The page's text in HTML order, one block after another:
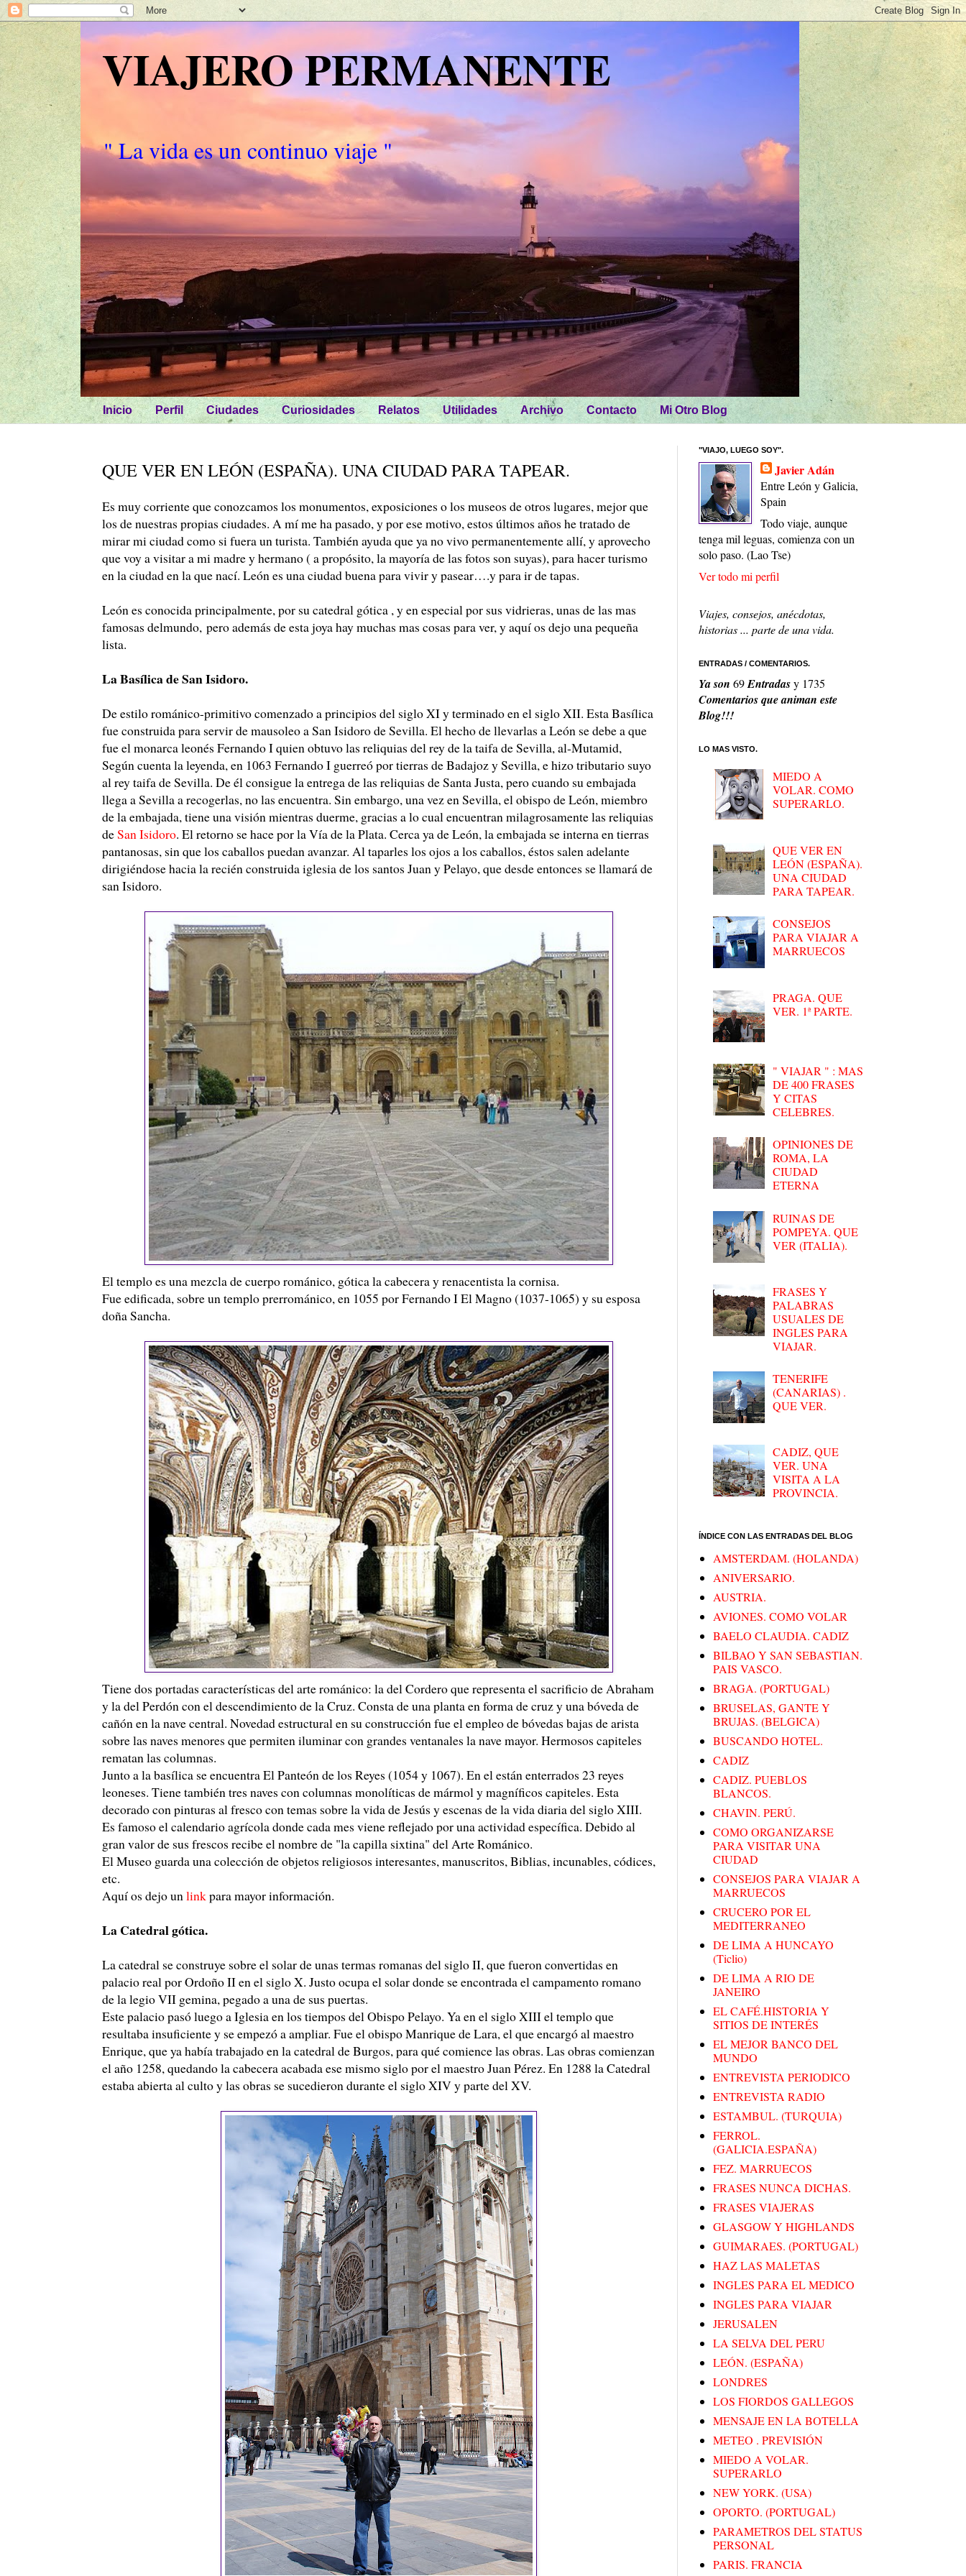
VIAJERO PERMANENTE
" La vida es un continuo viaje "
Inicio Perfil Ciudades Curiosidades Relatos Utilidades Archivo Contacto Mi Otro Blog
QUE VER EN LEÓN (ESPAÑA). UNA CIUDAD PARA TAPEAR.
Es muy corriente que conozcamos los monumentos, exposiciones o los museos de otros lugares, mejor que
los de nuestras propias ciudades. A mí me ha pasado, y por ese motivo, estos últimos años he tratado de
mirar mi ciudad como si fuera un turista. También ayuda que ya no vivo permanentemente allí, y aprovecho
que voy a visitar a mi madre y hermano ( a propósito, la mayoría de las fotos son suyas), para hacer turismo
en la ciudad en la que nací. León es una ciudad buena para vivir y pasear….y para ir de tapas.
León es conocida principalmente, por su catedral gótica , y en especial por sus vidrieras, unas de las mas
famosas delmundo, pero además de esta joya hay muchas mas cosas para ver, y aquí os dejo una pequeña
lista.
La Basílica de San Isidoro.
De estilo románico-primitivo comenzado a principios del siglo XI y terminado en el siglo XII. Esta Basílica
fue construida para servir de mausoleo a San Isidoro de Sevilla. El hecho de llevarlas a León se debe a que
fue el monarca leonés Fernando I quien obtuvo las reliquias del rey de la taifa de Sevilla, al-Mutamid,
Según cuenta la leyenda, en 1063 Fernando I guerreó por tierras de Badajoz y Sevilla, e hizo tributario suyo
al rey taifa de Sevilla. De él consigue la entrega de las reliquias de Santa Justa, pero cuando su embajada
llega a Sevilla a recogerlas, no las encuentra. Sin embargo, una vez en Sevilla, el obispo de León, miembro
de la embajada, tiene una visión mientras duerme, gracias a lo cual encuentran milagrosamente las reliquias
deSan Isidoro. El retorno se hace por la Vía de la Plata. Cerca ya de León, la embajada se interna en tierras
pantanosas, sin que los caballos puedan avanzar. Al taparles los ojos a los caballos, éstos salen adelante
dirigiéndose hacia la recién construida iglesia de los santos Juan y Pelayo, que desde entonces se llamará de
san Isidoro.
El templo es una mezcla de cuerpo románico, gótica la cabecera y renacentista la cornisa.
Fue edificada, sobre un templo prerrománico, en 1055 por Fernando I El Magno (1037-1065) y su esposa
doña Sancha.
Tiene dos portadas características del arte románico: la del Cordero que representa el sacrificio de Abraham
y la del Perdón con el descendimiento de la Cruz. Consta de una planta en forma de cruz y una bóveda de
cañón en la nave central. Novedad estructural en su construcción fue el empleo de bóvedas bajas de arista
sobre las naves menores que permiten iluminar con grandes ventanales la nave mayor. Hermosos capiteles
rematan las columnas.
Junto a la basílica se encuentra El Panteón de los Reyes (1054 y 1067). En el están enterrados 23 reyes
leoneses. Tiene también tres naves con columnas monolíticas de mármol y magníficos capiteles. Esta
decorado con pinturas al fresco con temas sobre la vida de Jesús y escenas de la vida diaria del siglo XIII.
Es famoso el calendario agrícola donde cada mes viene reflejado por una actividad específica. Debido al
gran valor de sus frescos recibe el nombre de "la capilla sixtina" del Arte Románico.
El Museo guarda una colección de objetos religiosos interesantes, manuscritos, Biblias, incunables, códices,
etc.
Aquí os dejo un linkpara mayor información.
La Catedral gótica.
La catedral se construye sobre el solar de unas termas romanas del siglo II, que fueron convertidas en
palacio real por Ordoño II en el siglo X. Justo ocupa el solar donde se encontrada el campamento romano
de la legio VII gemina, pegado a una de sus puertas.
Este palacio pasó luego a Iglesia en los tiempos del Obispo Pelayo. Ya en el siglo XIII el templo que
resultaba insuficiente y se empezó a ampliar. Fue el obispo Manrique de Lara, el que encargó al maestro
Enrique, que ya había trabajado en la catedral de Burgos, para qué comience las obras. Las obras comienzan
el año 1258, quedando la cabecera acabada ese mismo siglo por el maestro Juan Pérez. En 1288 la Catedral
estaba abierta al culto y las obras se sucedieron durante el siglo XIV y parte del XV.
"VIAJO, LUEGO SOY".
Javier Adán
Entre León y Galicia,
Spain
Todo viaje, aunque
tenga mil leguas, comienza con un
solo paso. (Lao Tse)
Ver todo mi perfil
Viajes, consejos, anécdotas,
historias ... parte de una vida.
ENTRADAS / COMENTARIOS.
Ya son 69Entradasy 1735
Comentarios que animan este
Blog!!!
LO MAS VISTO.
MIEDO A
VOLAR. COMO
SUPERARLO.
QUE VER EN
LEÓN (ESPAÑA).
UNA CIUDAD
PARA TAPEAR.
CONSEJOS
PARA VIAJAR A
MARRUECOS
PRAGA. QUE
VER. 1ª PARTE.
" VIAJAR " : MAS
DE 400 FRASES
Y CITAS
CELEBRES.
OPINIONES DE
ROMA, LA
CIUDAD
ETERNA
RUINAS DE
POMPEYA. QUE
VER (ITALIA).
FRASES Y
PALABRAS
USUALES DE
INGLES PARA
VIAJAR.
TENERIFE
(CANARIAS) .
QUE VER.
CADIZ, QUE
VER. UNA
VISITA A LA
PROVINCIA.
ÍNDICE CON LAS ENTRADAS DEL BLOG
AMSTERDAM. (HOLANDA)
ANIVERSARIO.
AUSTRIA.
AVIONES. COMO VOLAR
BAELO CLAUDIA. CADIZ
BILBAO Y SAN SEBASTIAN.
PAIS VASCO.
BRAGA. (PORTUGAL)
BRUSELAS, GANTE Y
BRUJAS. (BELGICA)
BUSCANDO HOTEL.
CADIZ
CADIZ. PUEBLOS
BLANCOS.
CHAVIN. PERÚ.
COMO ORGANIZARSE
PARA VISITAR UNA
CIUDAD
CONSEJOS PARA VIAJAR A
MARRUECOS
CRUCERO POR EL
MEDITERRANEO
DE LIMA A HUNCAYO
(Ticlio)
DE LIMA A RIO DE
JANEIRO
EL CAFÉ.HISTORIA Y
SITIOS DE INTERÉS
EL MEJOR BANCO DEL
MUNDO
ENTREVISTA PERIODICO
ENTREVISTA RADIO
ESTAMBUL. (TURQUIA)
FERROL.
(GALICIA.ESPAÑA)
FEZ. MARRUECOS
FRASES NUNCA DICHAS.
FRASES VIAJERAS
GLASGOW Y HIGHLANDS
GUIMARAES. (PORTUGAL)
HAZ LAS MALETAS
INGLES PARA EL MEDICO
INGLES PARA VIAJAR
JERUSALEN
LA SELVA DEL PERU
LEÓN. (ESPAÑA)
LONDRES
LOS FIORDOS GALLEGOS
MENSAJE EN LA BOTELLA
METEO . PREVISIÓN
MIEDO A VOLAR.
SUPERARLO
NEW YORK. (USA)
OPORTO. (PORTUGAL)
PARAMETROS DEL STATUS
PERSONAL
PARIS. FRANCIA